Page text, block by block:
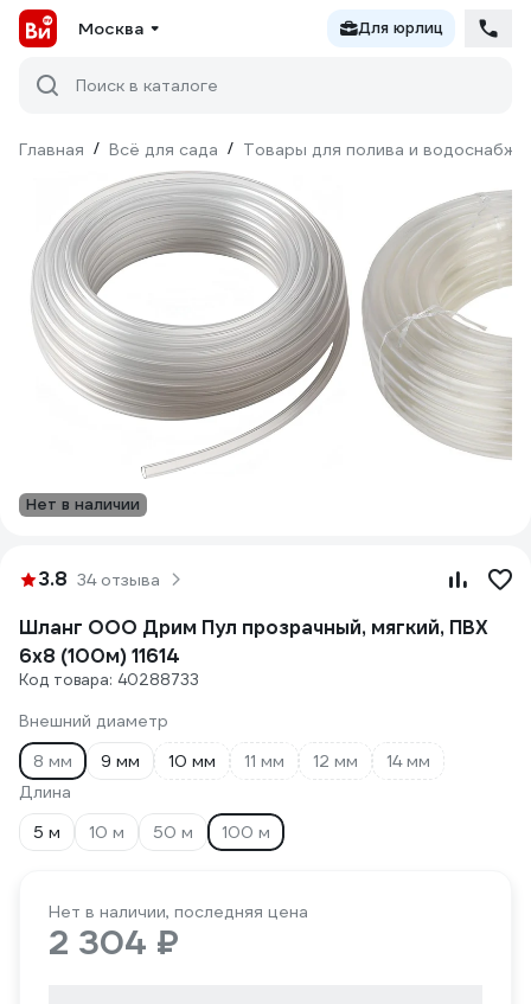
Москва Для юрлиц
Поиск в каталоге
Главная / Всё для сада / Товары для полива и
Нет в наличии
3.8 34 отзыва
Шланг ООО Дрим Пул прозрачный, мягкий, ПВХ
6x8 (100м) 11614
Код товара: 40288733
Внешний диаметр
8 мм
9 мм 10 мм 11 мм 12 мм
14 мм
Длина
5 м
10 м 50 м 100 м
Нет в наличии, последняя цена
2 304 ₽